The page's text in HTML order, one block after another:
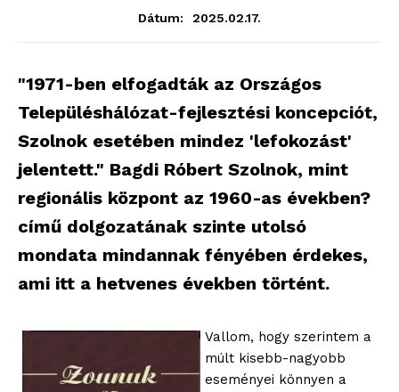
Dátum: 2025.02.17.
"1971-ben elfogadták az Országos
Településhálózat-fejlesztési koncepciót,
Szolnok esetében mindez 'lefokozást'
jelentett." Bagdi Róbert Szolnok, mint
regionális központ az 1960-as években?
című dolgozatának szinte utolsó
mondata mindannak fényében érdekes,
ami itt a hetvenes években történt.
Vallom, hogy szerintem a
múlt kisebb-nagyobb
eseményei könnyen a